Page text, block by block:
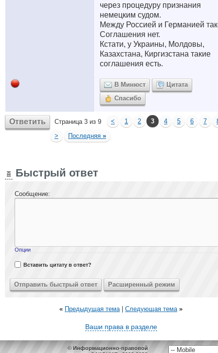
через процедуру признания
немецким судом.
Между Россией и Германией
Соглашения нет.
Кстати, у Украины, Молдовы,
Казахстана, Киргизстана такие
соглашения есть.
В Минюст
Цитата
Спасибо
Ответить Страница 3 из 9 < 1 2 3 4 5 6 7
>
Последняя »
Быстрый ответ
Сообщение:
Опции
Вставить цитату в ответ?
« Предыдущая тема| Следующая тема »
Ваши права в разделе
© Информационно-правовой